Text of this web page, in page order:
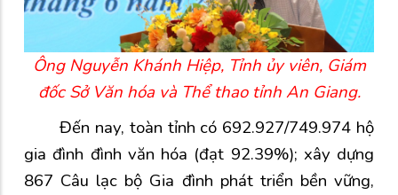
Ông Nguyễn Khánh Hiệp, Tỉnh ủy viên, Giám
đốc Sở Văn hóa và Thể thao tỉnh An Giang.
Đến nay, toàn tỉnh có 692.927/749.974 hộ
gia đình đình văn hóa (đạt 92.39%); xây dựng
867 Câu lạc bộ Gia đình phát triển bền vững,